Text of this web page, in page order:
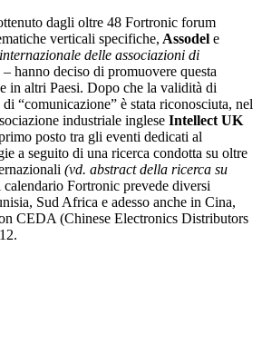
dagli oltre 48 Fortronic forum
verticali specifiche, Assodel e
delle associazioni di
– hanno deciso di promuovere questa
in altri Paesi. Dopo che la validità di
“comunicazione” è stata riconosciuta, nel
industriale inglese Intellect UK
posto tra gli eventi dedicati al
a seguito di una ricerca condotta su oltre
(vd. abstract della ricerca su
calendario Fortronic prevede diversi
Sud Africa e adesso anche in Cina,
CEDA (Chinese Electronics Distributors